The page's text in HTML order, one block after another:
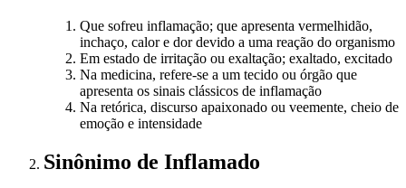
Que sofreu inflamação; que apresenta vermelhidão,
inchaço, calor e dor devido a uma reação do organismo
Em estado de irritação ou exaltação; exaltado, excitado
Na medicina, refere-se a um tecido ou órgão que
apresenta os sinais clássicos de inflamação
Na retórica, discurso apaixonado ou veemente, cheio de
emoção e intensidade
Sinônimo de Inflamado